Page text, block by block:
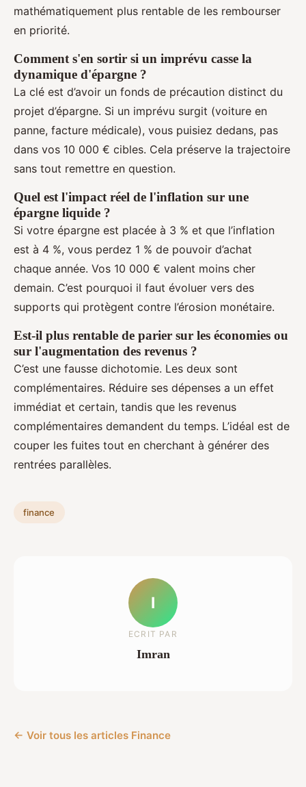
mathématiquement plus rentable de les rembourser
en priorité.
Comment s'en sortir si un imprévu casse la
dynamique d'épargne ?
La clé est d’avoir un fonds de précaution distinct du
projet d’épargne. Si un imprévu surgit (voiture en
panne, facture médicale), vous puisiez dedans, pas
dans vos 10 000 € cibles. Cela préserve la trajectoire
sans tout remettre en question.
Quel est l'impact réel de l'inflation sur une
épargne liquide ?
Si votre épargne est placée à 3 % et que l’inflation
est à 4 %, vous perdez 1 % de pouvoir d’achat
chaque année. Vos 10 000 € valent moins cher
demain. C’est pourquoi il faut évoluer vers des
supports qui protègent contre l’érosion monétaire.
Est-il plus rentable de parier sur les économies ou
sur l'augmentation des revenus ?
C’est une fausse dichotomie. Les deux sont
complémentaires. Réduire ses dépenses a un effet
immédiat et certain, tandis que les revenus
complémentaires demandent du temps. L’idéal est de
couper les fuites tout en cherchant à générer des
rentrées parallèles.
finance
I
ECRIT PAR
Imran
← Voir tous les articles Finance